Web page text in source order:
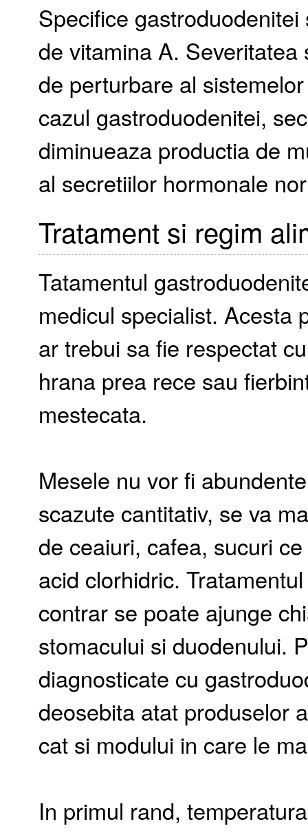
Specifice
de vitamina A.
de perturbare al
cazul gastroduodenitei,
diminueaza productia de
al secretiilor hormonale
Tratament si regim
Tatamentul
medicul specialist. Acesta
ar trebui sa fie respectat
hrana prea rece sau
mestecata.
Mesele nu vor fi
scazute cantitativ, se va
de ceaiuri, cafea, sucuri
acid clorhidric.
contrar se poate ajunge
stomacului si duodenului.
diagnosticate cu
deosebita atat produselor
cat si modului in care le
In primul rand,